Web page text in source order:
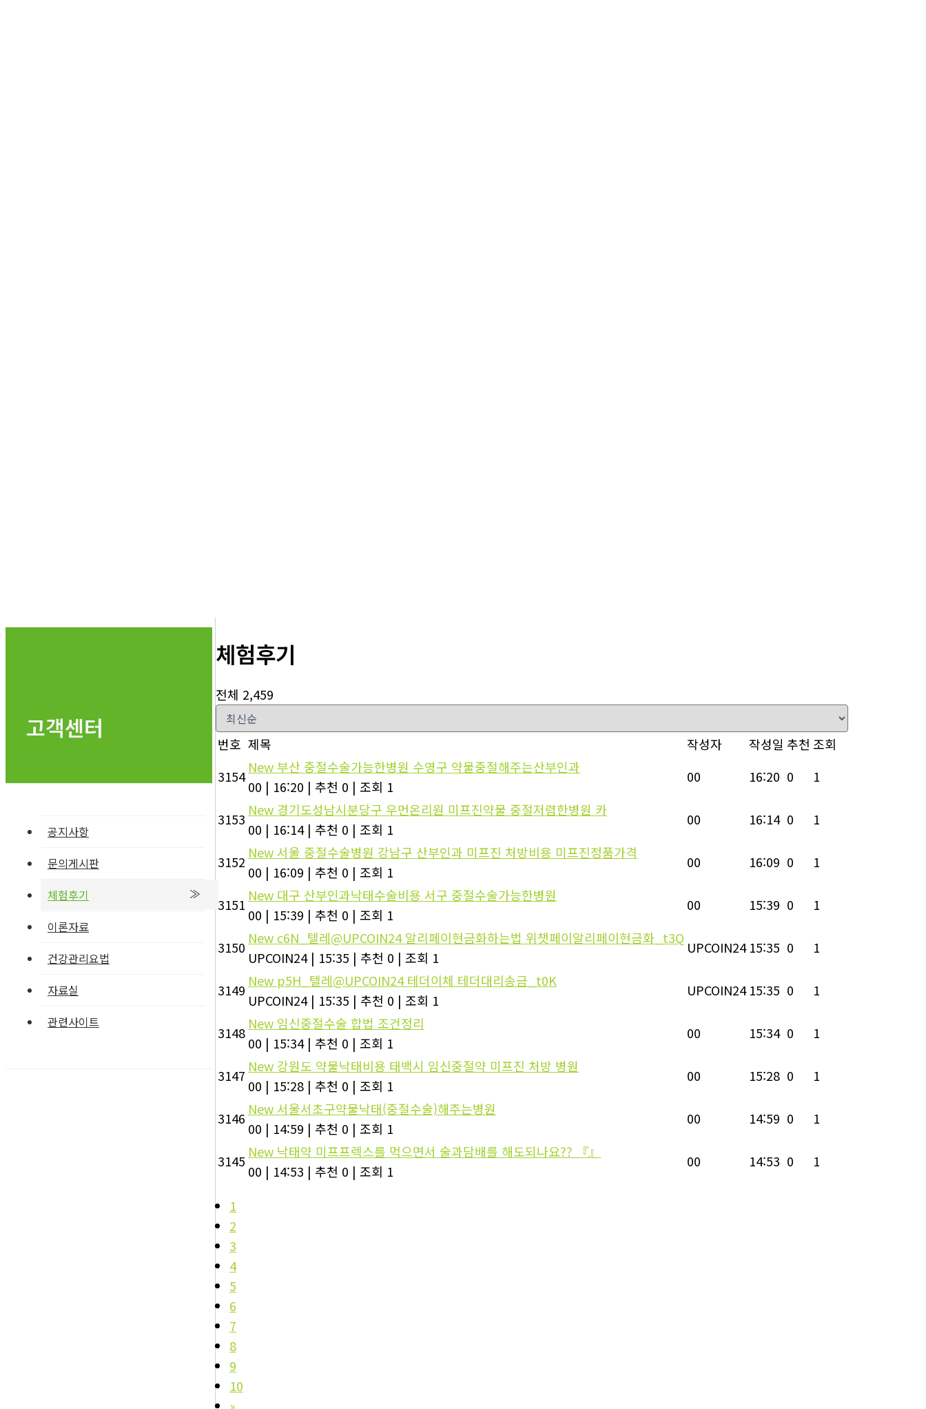
고객센터
공지사항
문의게시판
체험후기
이론자료
건강관리요법
자료실
관련사이트
체험후기
전체 2,459
번호 제목 작성자 작성일 추천 조회
3154
New 부산 중절수술가능한병원 수영구 약물중절해주는산부인과
00 | 16:20 | 추천 0 | 조회 1
00 16:20 0 1
3153
New 경기도성남시분당구 우먼온리원 미프진약물 중절저렴한병원 카
00 | 16:14 | 추천 0 | 조회 1
00 16:14 0 1
3152
New 서울 중절수술병원 강남구 산부인과 미프진 처방비용 미프진정품가격
00 | 16:09 | 추천 0 | 조회 1
00 16:09 0 1
3151
New 대구 산부인과낙태수술비용 서구 중절수술가능한병원
00 | 15:39 | 추천 0 | 조회 1
00 15:39 0 1
3150
New c6N_텔레@UPCOIN24 알리페이현금화하는법 위챗페이알리페이현금화_t3Q
UPCOIN24 | 15:35 | 추천 0 | 조회 1
UPCOIN24 15:35 0 1
3149
New p5H_텔레@UPCOIN24 테더이체 테더대리송금_t0K
UPCOIN24 | 15:35 | 추천 0 | 조회 1
UPCOIN24 15:35 0 1
3148
New 임신중절수술 합법 조건정리
00 | 15:34 | 추천 0 | 조회 1
00 15:34 0 1
3147
New 강원도 약물낙태비용 태백시 임신중절약 미프진 처방 병원
00 | 15:28 | 추천 0 | 조회 1
00 15:28 0 1
3146
New 서울서초구약물낙태(중절수술)해주는병원
00 | 14:59 | 추천 0 | 조회 1
00 14:59 0 1
3145
New 낙태약 미프프렉스를 먹으면서 술과담배를 해도되나요?? 『』
00 | 14:53 | 추천 0 | 조회 1
00 14:53 0 1
1
2
3
4
5
6
7
8
9
10